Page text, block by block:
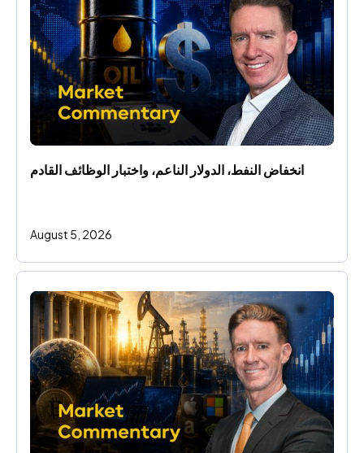
انخفاض النفط، الدولار الناعم، واختبار الوظائف القادم
August 5, 2026